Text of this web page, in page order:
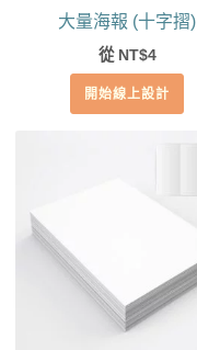
大量海報 (十字摺)
從 NT$4
開始線上設計